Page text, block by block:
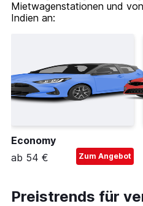
Mietwagenstationen und
Indien an:
Economy
ab 54 €
Zum Angebot
Preistrends für